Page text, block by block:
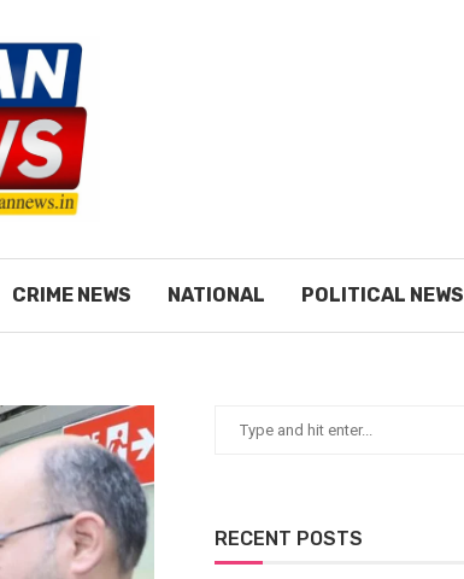
CRIME NEWS NATIONAL POLITICAL NEWS
RECENT POSTS